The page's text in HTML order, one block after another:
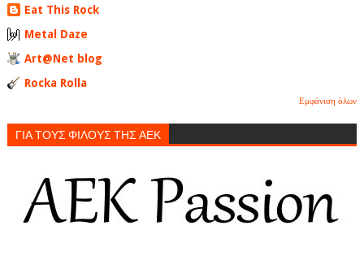
Eat This Rock
Metal Daze
Art@Net blog
Rocka Rolla
Εμφάνιση όλων
ΓΙΑ ΤΟΥΣ ΦΙΛΟΥΣ ΤΗΣ ΑΕΚ